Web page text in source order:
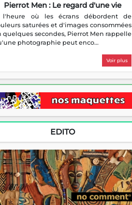
Pierrot Men : Le regard d'une vie
l'heure où les écrans débordent de
saturées et d'images consommées
quelques secondes, Pierrot Men rappelle
photographie peut enco...
Voir plus
EDITO